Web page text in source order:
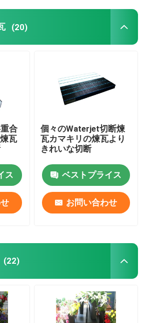
エコオプション
(20)
合
瓦
ス
個々のWaterjet切断煉
瓦カマキリの煉瓦より
きれいな切断
ベストプライス
お問い合わせ
(22)